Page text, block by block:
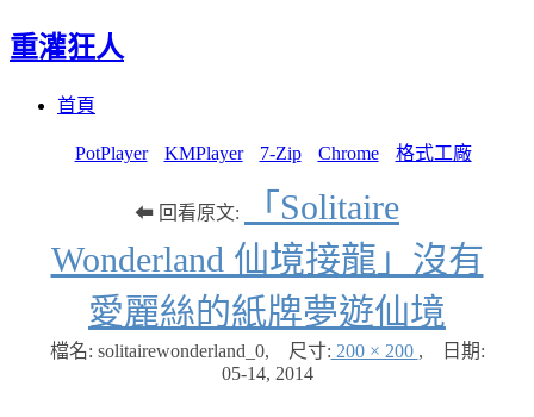
重灌狂人
首頁
PotPlayer KMPlayer 7-Zip Chrome 格式工廠
⬅ 回看原文:
「Solitaire
Wonderland 仙境接龍」沒有
愛麗絲的紙牌夢遊仙境
檔名: solitairewonderland_0, 尺寸: 200 × 200 ,
日期:
05-14, 2014